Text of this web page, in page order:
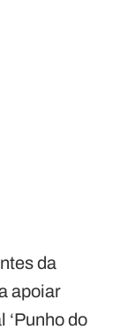
da
apoiar
do